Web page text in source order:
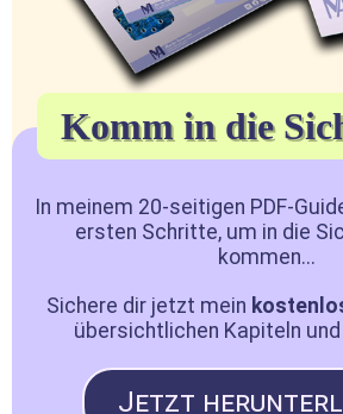
Komm in die
In meinem 20-seitigen PDF-
ersten Schritte, um in die
kommen...
Sichere dir jetzt mein
übersichtlichen Kapiteln
Jetzt